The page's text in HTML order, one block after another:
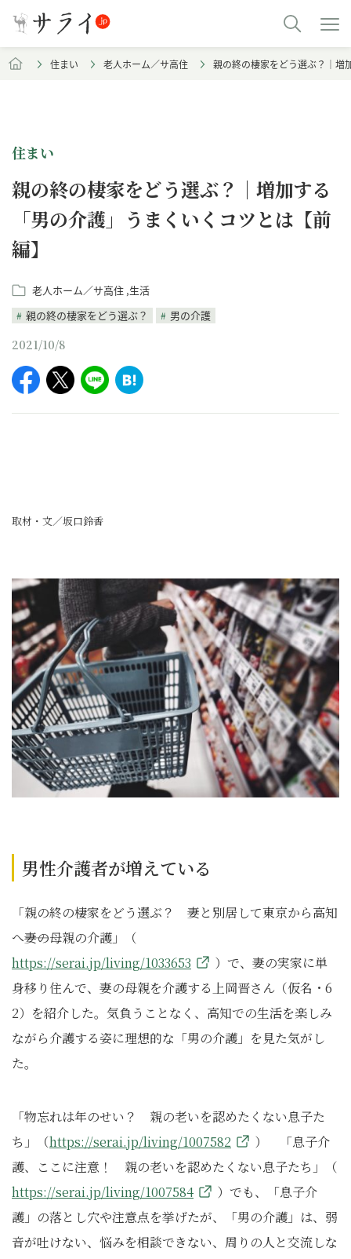
住まい 老人ホーム／サ高住 親の終の棲家をどう選ぶ？｜増
住まい
親の終の棲家をどう選ぶ？｜増加する
「男の介護」うまくいくコツとは【前
編】
老人ホーム／サ高住 生活
親の終の棲家をどう選ぶ？
男の介護
2021/10/8
取材・文／坂口鈴香
男性介護者が増えている
「親の終の棲家をどう選ぶ？ 妻と別居して東京から高知
へ――妻の母親の介護」（
https://serai.jp/living/1033653
）で、妻の実家に単
身移り住んで、妻の母親を介護する上岡晋さん（仮名・6
2）を紹介した。気負うことなく、高知での生活を楽しみ
ながら介護する姿に理想的な「男の介護」を見た気がし
た。
「物忘れは年のせい？ 親の老いを認めたくない息子た
ち」（https://serai.jp/living/1007582
） 「息子介
護、ここに注意！ 親の老いを認めたくない息子たち」（
https://serai.jp/living/1007584
）でも、「息子介
護」の落とし穴や注意点を挙げたが、「男の介護」は、弱
音が吐けない、悩みを相談できない、周りの人と交流しな